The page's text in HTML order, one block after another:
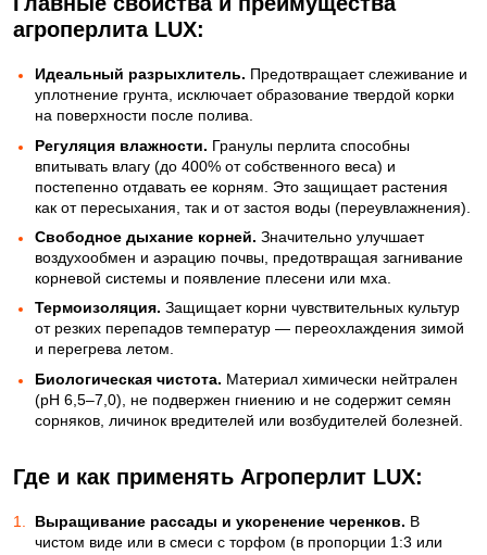
агроперлита LUX:
Идеальный разрыхлитель. Предотвращает слеживание и
уплотнение грунта, исключает образование твердой корки
на поверхности после полива.
Регуляция влажности. Гранулы перлита способны
впитывать влагу (до 400% от собственного веса) и
постепенно отдавать ее корням. Это защищает растения
как от пересыхания, так и от застоя воды (переувлажнения).
Свободное дыхание корней. Значительно улучшает
воздухообмен и аэрацию почвы, предотвращая загнивание
корневой системы и появление плесени или мха.
Термоизоляция. Защищает корни чувствительных культур
от резких перепадов температур — переохлаждения зимой
и перегрева летом.
Биологическая чистота. Материал химически нейтрален
(pH 6,5–7,0), не подвержен гниению и не содержит семян
сорняков, личинок вредителей или возбудителей болезней.
Где и как применять Агроперлит LUX:
Выращивание рассады и укоренение черенков. В
чистом виде или в смеси с торфом (в пропорции 1:3 или